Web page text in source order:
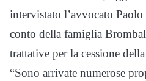
intervistato l’avvocato
conto della famiglia
trattative per la cessione
“Sono arrivate numerose